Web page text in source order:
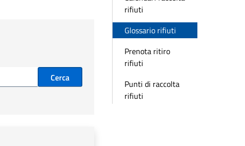
Cerca
rifiuti
Glossario rifiuti
Prenota ritiro
rifiuti
Punti di raccolta
rifiuti